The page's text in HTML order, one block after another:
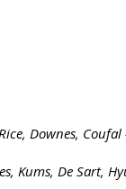
Downes,
Kums, De Sart,